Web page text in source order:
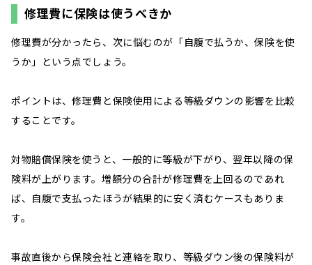
修理費に保険は使うべきか
修理費が分かったら、次に悩むのが「自腹で払うか、保険を使
うか」という点でしょう。
ポイントは、修理費と保険使用による等級ダウンの影響を比較
することです。
対物賠償保険を使うと、一般的に等級が下がり、翌年以降の保
険料が上がります。増額分の合計が修理費を上回るのであれ
ば、自腹で支払ったほうが結果的に安く済むケースもありま
す。
事故直後から保険会社と連絡を取り、等級ダウン後の保険料が